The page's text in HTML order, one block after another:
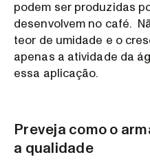
podem ser produzidas
desenvolvem no café.
teor de umidade e o
apenas a atividade da
essa aplicação.
Preveja como o
a qualidade